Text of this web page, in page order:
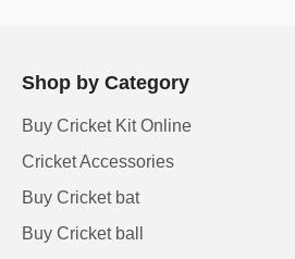
Shop by Category
Buy Cricket Kit Online
Cricket Accessories
Buy Cricket bat
Buy Cricket ball